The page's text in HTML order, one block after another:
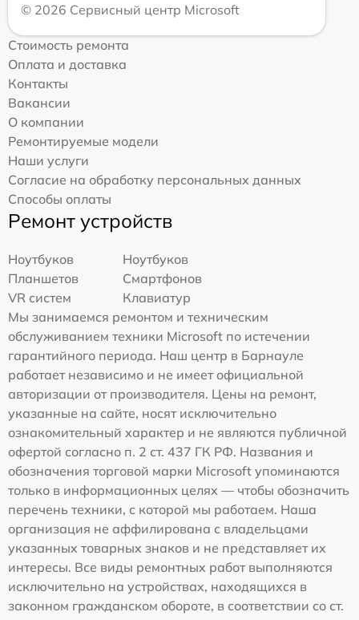
© 2026 Сервисный центр Microsoft
Стоимость ремонта
Оплата и доставка
Контакты
Вакансии
О компании
Ремонтируемые модели
Наши услуги
Согласие на обработку персональных данных
Способы оплаты
Ремонт устройств
Ноутбуков
Ноутбуков
Планшетов
Смартфонов
VR систем
Клавиатур
Мы занимаемся ремонтом и техническим
обслуживанием техники Microsoft по истечении
гарантийного периода. Наш центр в Барнауле
работает независимо и не имеет официальной
авторизации от производителя. Цены на ремонт,
указанные на сайте, носят исключительно
ознакомительный характер и не являются публичной
офертой согласно п. 2 ст. 437 ГК РФ. Названия и
обозначения торговой марки Microsoft упоминаются
только в информационных целях — чтобы обозначить
перечень техники, с которой мы работаем. Наша
организация не аффилирована с владельцами
указанных товарных знаков и не представляет их
интересы. Все виды ремонтных работ выполняются
исключительно на устройствах, находящихся в
законном гражданском обороте, в соответствии со ст.